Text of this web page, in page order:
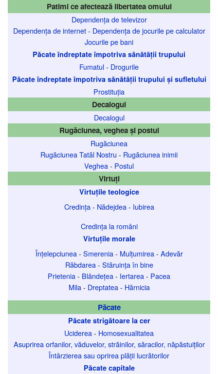
Patimi ce afectează libertatea omului
Dependența de televizor
Dependența de internet- Dependența de jocurile pe calculator
Jocurile pe bani
Păcate îndreptate împotriva sănătății trupului
Fumatul- Drogurile
Păcate îndreptate împotriva sănătății trupului și sufletului
Prostituția
Decalogul
Decalogul
Rugăciunea, veghea și postul
Rugăciunea
Rugăciunea Tatăl Nostru - Rugăciunea inimii
Veghea- Postul
Virtuți
Virtuțile teologice
Credința- Nădejdea- Iubirea
Credința la români
Virtuțile morale
Înțelepciunea- Smerenia- Mulțumirea- Adevăr
Răbdarea- Stăruința în bine
Prietenia- Blândețea- Iertarea- Pacea
Mila- Dreptatea- Hărnicia
Păcate
Păcate strigătoare la cer
Uciderea- Homosexualitatea
Asuprirea orfanilor, văduvelor, străinilor, săracilor, năpăstuiților
Întârzierea sau oprirea plății lucrătorilor
Păcate capitale